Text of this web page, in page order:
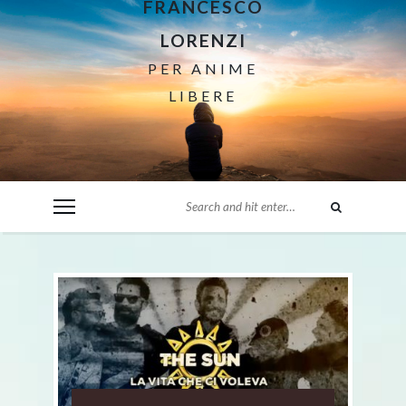
FRANCESCO
LORENZI
PER ANIME
LIBERE